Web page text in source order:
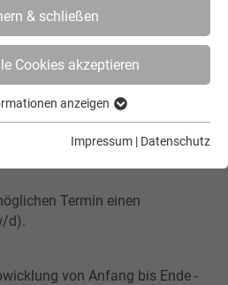
& schließen
Cookies akzeptieren
anzeigen
Impressum | Datenschutz
JOBS
JOBBÖRSE
(M/W/D) | GLASBAU KÄFER &
(m/w/d) | Glasbau
Ladbergen
Termin einen
d).
von Anfang bis Ende -